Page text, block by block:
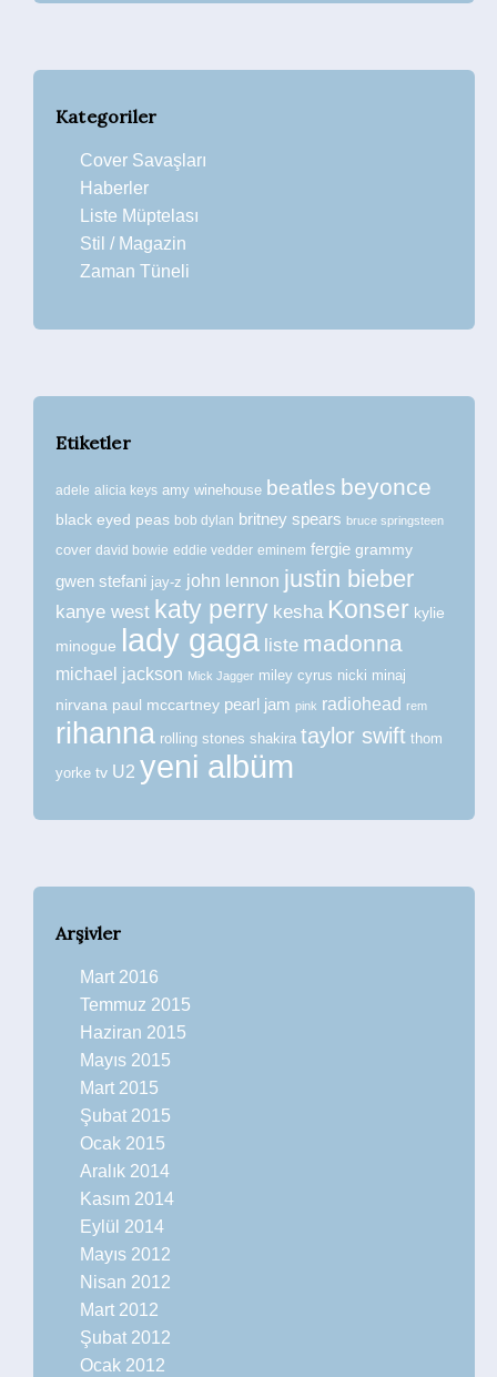
Kategoriler
Cover Savaşları
Haberler
Liste Müptelası
Stil / Magazin
Zaman Tüneli
Etiketler
adele alicia keys amy winehouse beatles beyonce
black eyed peas bob dylan britney spears bruce springsteen
cover david bowie eddie vedder eminem fergie grammy
gwen stefani jay-z john lennon justin bieber
kanye west katy perry kesha Konser kylie
minogue lady gaga liste madonna
michael jackson Mick Jagger miley cyrus nicki minaj
nirvana paul mccartney pearl jam pink radiohead rem
rihanna rolling stones shakira taylor swift thom
yorke tv U2 yeni albüm
Arşivler
Mart 2016
Temmuz 2015
Haziran 2015
Mayıs 2015
Mart 2015
Şubat 2015
Ocak 2015
Aralık 2014
Kasım 2014
Eylül 2014
Mayıs 2012
Nisan 2012
Mart 2012
Şubat 2012
Ocak 2012